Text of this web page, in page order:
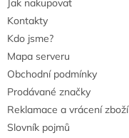
Jak nakupovat
Kontakty
Kdo jsme?
Mapa serveru
Obchodní podmínky
Prodávané značky
Reklamace a vrácení zboží
Slovník pojmů